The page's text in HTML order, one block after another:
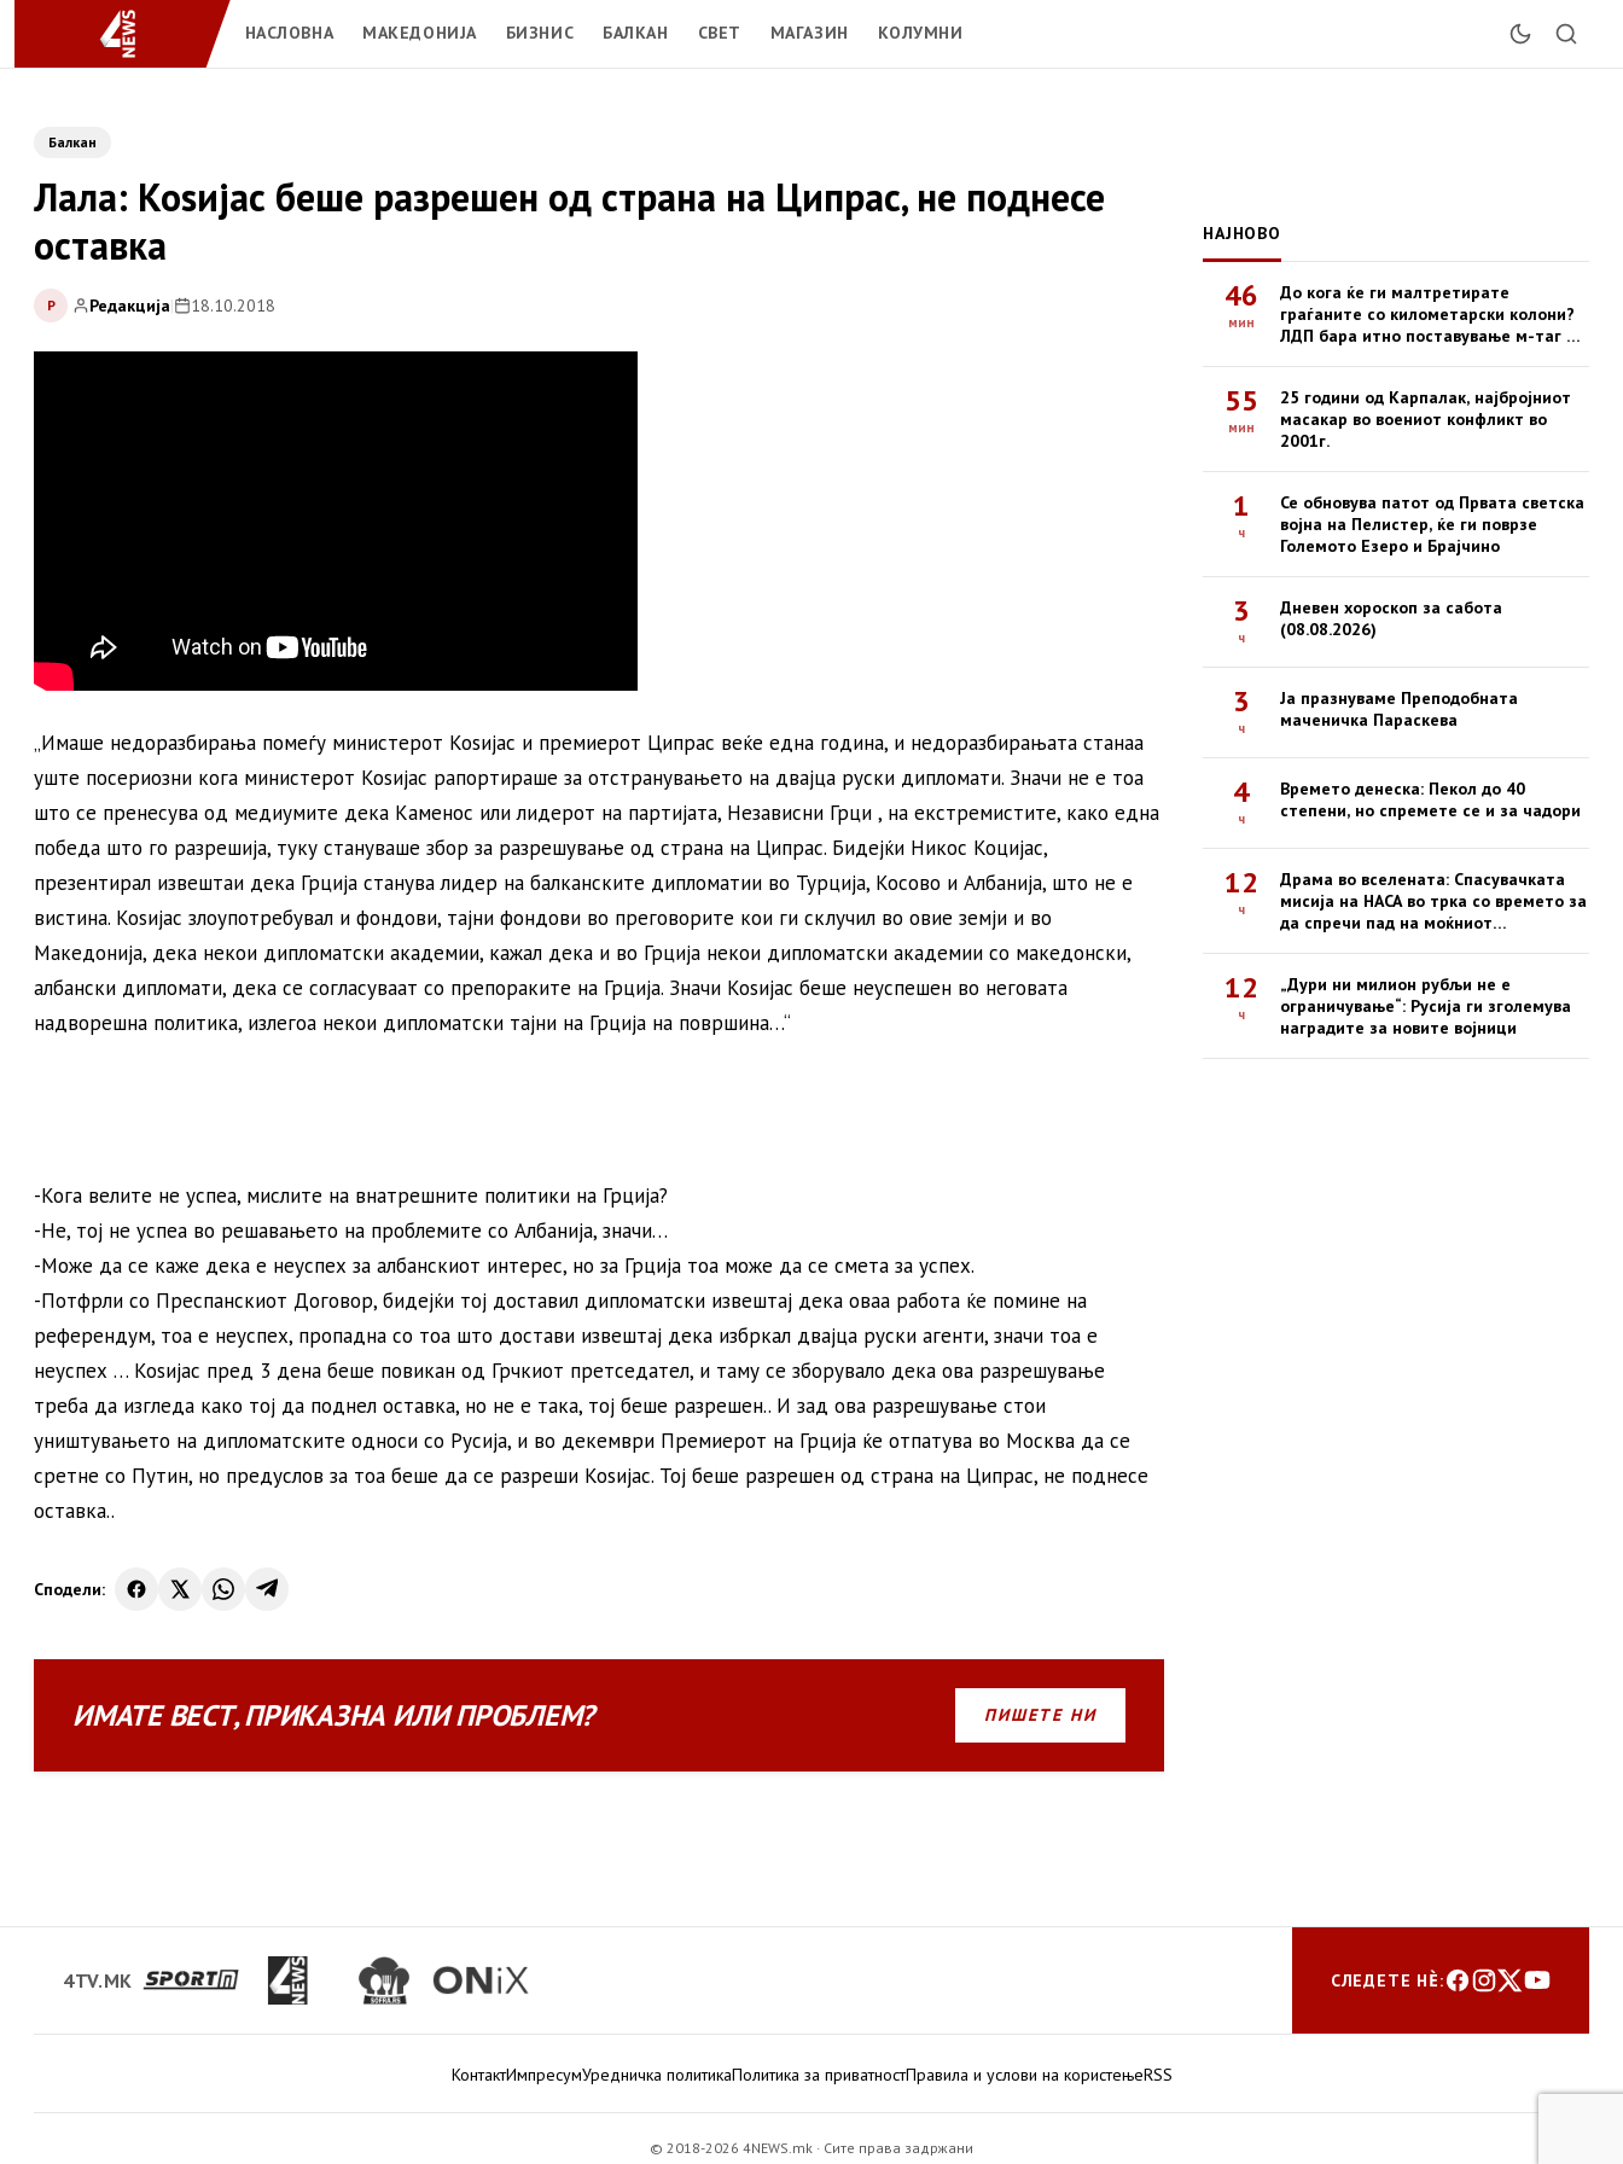
НАСЛОВНА МАКЕДОНИЈА БИЗНИС БАЛКАН СВЕТ МАГАЗИН КОЛУМНИ
Балкан
Лала: Коѕијас беше разрешен од страна на Ципрас, не поднесе
оставка
Р Редакција| 18.10.2018
„Имаше недоразбирања помеѓу министерот Коѕијас и премиерот Ципрас веќе една година, и недоразбирањата станаа
уште посериозни кога министерот Коѕијас рапортираше за отстранувањето на двајца руски дипломати. Значи не е тоа
што се пренесува од медиумите дека Каменос или лидерот на партијата, Независни Грци , на екстремистите, како една
победа што го разрешија, туку стануваше збор за разрешување од страна на Ципрас. Бидејќи Никос Коцијас,
презентирал извештаи дека Грција станува лидер на балканските дипломатии во Турција, Косово и Албанија, што не е
вистина. Коѕијас злоупотребувал и фондови, тајни фондови во преговорите кои ги склучил во овие земји и во
Македонија, дека некои дипломатски академии, кажал дека и во Грција некои дипломатски академии со македонски,
албански дипломати, дека се согласуваат со препораките на Грција. Значи Коѕијас беше неуспешен во неговата
надворешна политика, излегоа некои дипломатски тајни на Грција на површина…“
-Кога велите не успеа, мислите на внатрешните политики на Грција?
-Не, тој не успеа во решавањето на проблемите со Албанија, значи…
-Може да се каже дека е неуспех за албанскиот интерес, но за Грција тоа може да се смета за успех.
-Потфрли со Преспанскиот Договор, бидејќи тој доставил дипломатски извештај дека оваа работа ќе помине на
референдум, тоа е неуспех, пропадна со тоа што достави извештај дека избркал двајца руски агенти, значи тоа е
неуспех … Коѕијас пред 3 дена беше повикан од Грчкиот претседател, и таму се зборувало дека ова разрешување
треба да изгледа како тој да поднел оставка, но не е така, тој беше разрешен.. И зад ова разрешување стои
уништувањето на дипломатските односи со Русија, и во декември Премиерот на Грција ќе отпатува во Москва да се
сретне со Путин, но предуслов за тоа беше да се разреши Коѕијас. Тој беше разрешен од страна на Ципрас, не поднесе
оставка..
Сподели:
ИМАТЕВЕСТ,ПРИКАЗНА ИЛИПРОБЛЕМ? ПИШЕТЕ НИ
НАЈНОВО
46
мин
До кога ќе ги малтретирате
граѓаните со километарски колони?
ЛДП бара итно поставување м-таг на
55
мин
25 години од Карпалак, најбројниот
масакар во воениот конфликт во
2001г.
1
ч
Се обновува патот од Првата светска
војна на Пелистер, ќе ги поврзе
Големото Езеро и Брајчино
3
ч
Дневен хороскоп за сабота
(08.08.2026)
3
ч
Ја празнуваме Преподобната
маченичка Параскева
4
ч
Времето денеска: Пекол до 40
степени, но спремете се и за чадори
12
ч
Драма во вселената: Спасувачката
мисија на НАСА во трка со времето за
да спречи пад на моќниот
12
ч
„Дури ни милион рубљи не е
ограничување“: Русија ги зголемува
наградите за новите војници
4TV.MK СЛЕДЕТЕ НЀ:
КонтактИмпресумУредничка политикаПолитика за приватностПравила и услови на користењеRSS
© 2018-2026 4NEWS.mk · Сите права задржани